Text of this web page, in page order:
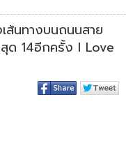
ส้นทางบนถนนสาย
ด 14อีกครั้ง I Love